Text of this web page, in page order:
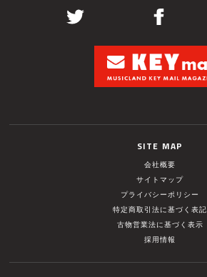
SITE MAP
会社概要
サイトマップ
プライバシーポリシー
特定商取引法に基づく表記
古物営業法に基づく表示
採用情報